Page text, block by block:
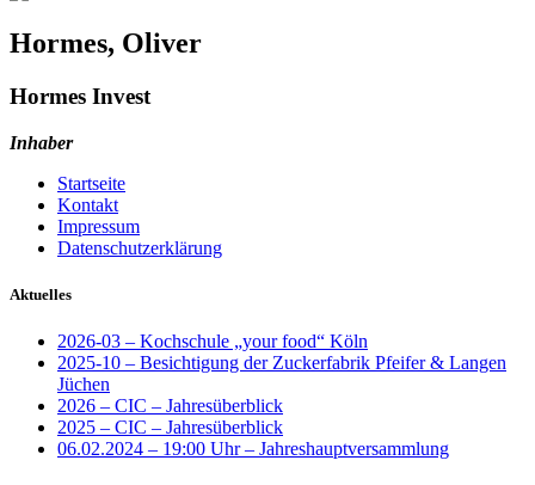
Hormes, Oliver
Hormes Invest
Inhaber
Startseite
Kontakt
Impressum
Datenschutzerklärung
Aktuelles
2026-03 – Kochschule „your food“ Köln
2025-10 – Besichtigung der Zuckerfabrik Pfeifer & Langen
Jüchen
2026 – CIC – Jahresüberblick
2025 – CIC – Jahresüberblick
06.02.2024 – 19:00 Uhr – Jahreshauptversammlung